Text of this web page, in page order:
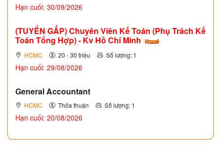
Hạn cuối: 30/09/2026
(TUYỂN GẤP)Chuyên Viên Kế Toán (Phụ Trách Kế
Toán Tổng Hợp) - Kv Hồ Chí Minh
HCMC 20 - 30 triệu Số lượng: 1
Hạn cuối: 29/08/2026
General Accountant
HCMC Thỏa thuận Số lượng: 1
Hạn cuối: 20/08/2026